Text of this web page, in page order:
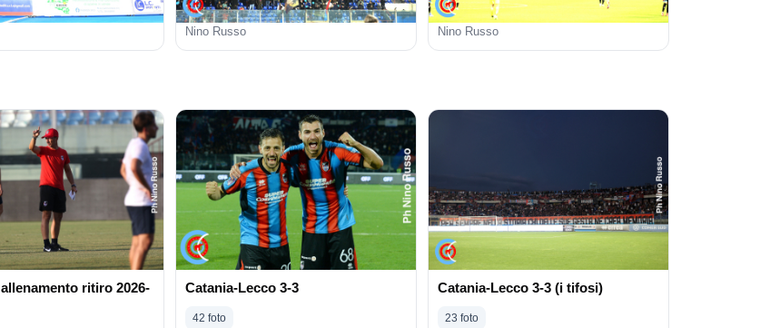
Nino Russo Nino Russo
ritiro 2026-
Catania-Lecco 3-3
42 foto
Catania-Lecco 3-3 (i tifosi)
23 foto